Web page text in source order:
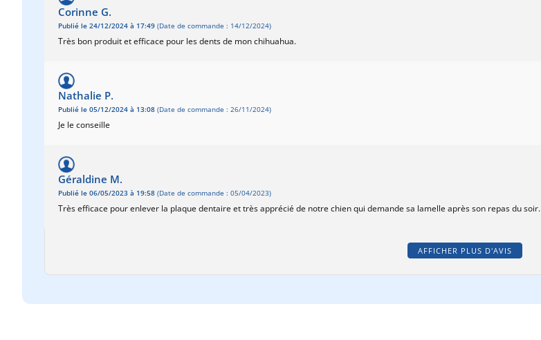
Corinne G.
Publié le 24/12/2024 à 17:49 (Date de commande : 14/12/2024)
Très bon produit et efficace pour les dents de mon chihuahua.
Nathalie P.
Publié le 05/12/2024 à 13:08 (Date de commande : 26/11/2024)
Je le conseille
Géraldine M.
Publié le 06/05/2023 à 19:58 (Date de commande : 05/04/2023)
Très efficace pour enlever la plaque dentaire et très apprécié de notre chien qui demande sa lamelle après son repas du soir.
AFFICHER PLUS D'AVIS